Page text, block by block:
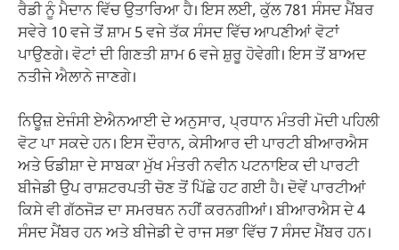
ਰੈਡੀ ਨੂੰ ਮੈਦਾਨ ਵਿੱਚ ਉਤਾਰਿਆ ਹੈ। ਇਸ ਲਈ, ਕੁੱਲ 781 ਸੰਸਦ ਮੈਂਬਰ
ਸਵੇਰੇ 10 ਵਜੇ ਤੋਂ ਸ਼ਾਮ 5 ਵਜੇ ਤੱਕ ਸੰਸਦ ਵਿੱਚ ਆਪਣੀਆਂ ਵੋਟਾਂ
ਪਾਉਣਗੇ। ਵੋਟਾਂ ਦੀ ਗਿਣਤੀ ਸ਼ਾਮ 6 ਵਜੇ ਸ਼ੁਰੂ ਹੋਵੇਗੀ। ਇਸ ਤੋਂ ਬਾਅਦ
ਨਤੀਜੇ ਐਲਾਨੇ ਜਾਣਗੇ।
ਨਿਊਜ਼ ਏਜੰਸੀ ਏਐਨਆਈ ਦੇ ਅਨੁਸਾਰ, ਪ੍ਰਧਾਨ ਮੰਤਰੀ ਮੋਦੀ ਪਹਿਲੀ
ਵੋਟ ਪਾ ਸਕਦੇ ਹਨ। ਇਸ ਦੌਰਾਨ, ਕੇਸੀਆਰ ਦੀ ਪਾਰਟੀ ਬੀਆਰਐਸ
ਅਤੇ ਓਡੀਸ਼ਾ ਦੇ ਸਾਬਕਾ ਮੁੱਖ ਮੰਤਰੀ ਨਵੀਨ ਪਟਨਾਇਕ ਦੀ ਪਾਰਟੀ
ਬੀਜੇਡੀ ਉਪ ਰਾਸ਼ਟਰਪਤੀ ਚੋਣ ਤੋਂ ਪਿੱਛੇ ਹਟ ਗਈ ਹੈ। ਦੋਵੇਂ ਪਾਰਟੀਆਂ
ਕਿਸੇ ਵੀ ਗੱਠਜੋੜ ਦਾ ਸਮਰਥਨ ਨਹੀਂ ਕਰਨਗੀਆਂ। ਬੀਆਰਐਸ ਦੇ 4
ਸੰਸਦ ਮੈਂਬਰ ਹਨ ਅਤੇ ਬੀਜੇਡੀ ਦੇ ਰਾਜ ਸਭਾ ਵਿੱਚ 7 ​​ਸੰਸਦ ਮੈਂਬਰ ਹਨ।